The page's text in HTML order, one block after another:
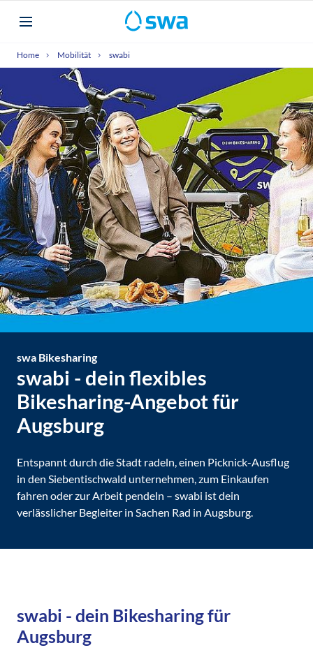
Home Mobilität swabi
swa Bikesharing
swabi - dein flexibles
Bikesharing-Angebot für
Augsburg
Entspannt durch die Stadt radeln, einen Picknick-Ausflug
in den Siebentischwald unternehmen, zum Einkaufen
fahren oder zur Arbeit pendeln – swabi ist dein
verlässlicher Begleiter in Sachen Rad in Augsburg.
swabi - dein Bikesharing für
Augsburg